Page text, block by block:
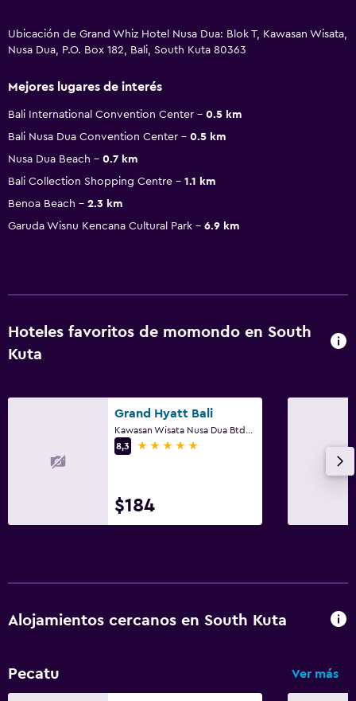
Ubicación de Grand Whiz Hotel Nusa Dua: Blok T, Kawasan Wisata,
Nusa Dua, P.O. Box 182, Bali, South Kuta 80363
Mejores lugares de interés
Bali International Convention Center
0.5 km
Bali Nusa Dua Convention Center
0.5 km
Nusa Dua Beach
0.7 km
Bali Collection Shopping Centre
1.1 km
Benoa Beach
2.3 km
Garuda Wisnu Kencana Cultural Park
6.9 km
Hoteles favoritos de momondo en South
Kuta
Grand Hyatt Bali
8,3
5 estrellas
$184
Alojamientos cercanos en South Kuta
Pecatu Ver más